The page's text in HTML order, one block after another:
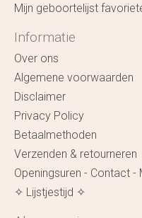
Mijn geboortelijst
Informatie
Over ons
Algemene voorwaarden
Disclaimer
Privacy Policy
Betaalmethoden
Verzenden & retourneren
Openingsuren - Contact
✧ Lijstjestijd ✧